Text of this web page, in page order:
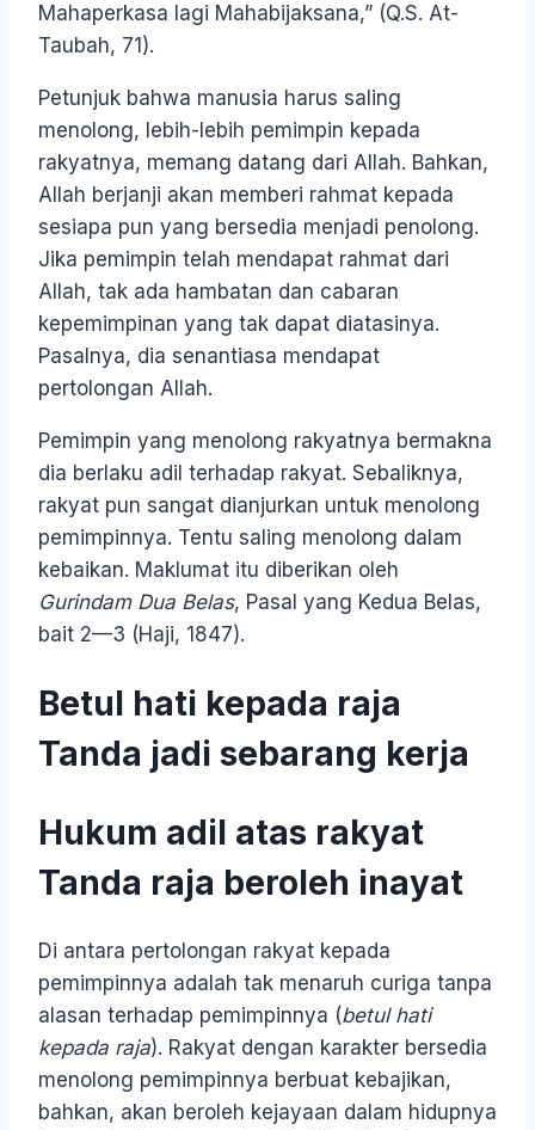
Mahaperkasa lagi Mahabijaksana,” (Q.S. At-
Taubah, 71).
Petunjuk bahwa manusia harus saling
menolong, lebih-lebih pemimpin kepada
rakyatnya, memang datang dari Allah. Bahkan,
Allah berjanji akan memberi rahmat kepada
sesiapa pun yang bersedia menjadi penolong.
Jika pemimpin telah mendapat rahmat dari
Allah, tak ada hambatan dan cabaran
kepemimpinan yang tak dapat diatasinya.
Pasalnya, dia senantiasa mendapat
pertolongan Allah.
Pemimpin yang menolong rakyatnya bermakna
dia berlaku adil terhadap rakyat. Sebaliknya,
rakyat pun sangat dianjurkan untuk menolong
pemimpinnya. Tentu saling menolong dalam
kebaikan. Maklumat itu diberikan oleh
Gurindam Dua Belas, Pasal yang Kedua Belas,
bait 2—3 (Haji, 1847).
Betul hati kepada raja
Tanda jadi sebarang kerja
Hukum adil atas rakyat
Tanda raja beroleh inayat
Di antara pertolongan rakyat kepada
pemimpinnya adalah tak menaruh curiga tanpa
alasan terhadap pemimpinnya (betul hati
kepada raja). Rakyat dengan karakter bersedia
menolong pemimpinnya berbuat kebajikan,
bahkan, akan beroleh kejayaan dalam hidupnya